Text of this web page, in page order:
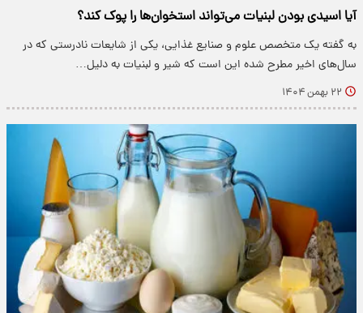
آیا اسیدی بودن لبنیات می‌تواند استخوان‌ها را پوک کند؟
به گفته یک متخصص علوم و صنایع غذایی، یکی از شایعات نادرستی که در
سال‌های اخیر مطرح شده این است که شیر و لبنیات به دلیل…
۲۲ بهمن ۱۴۰۴